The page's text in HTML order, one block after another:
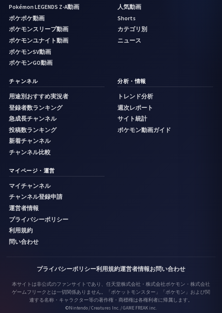
Pokémon LEGENDS Z-A動画
ポケポケ動画
ポケモンスリープ動画
ポケモンユナイト動画
ポケモンSV動画
ポケモンGO動画
人気動画
Shorts
カテゴリ別
ニュース
チャンネル
用途別おすすめ実況者
登録者数ランキング
急成長チャンネル
投稿数ランキング
新着チャンネル
チャンネル比較
分析・情報
トレンド分析
週次レポート
サイト統計
ポケモン動画ガイド
マイページ・運営
マイチャンネル
チャンネル登録申請
運営者情報
プライバシーポリシー
利用規約
問い合わせ
プライバシーポリシー利用規約運営者情報お問い合わせ
本サイトは非公式のファンサイトであり、任天堂株式会社・株式会社ポケモン・株式会社
ゲームフリークとは一切関係ありません。「ポケットモンスター」「ポケモン」および関
連する名称・キャラクター等の著作権・商標権は各権利者に帰属します。
©Nintendo / Creatures Inc. / GAME FREAK inc.